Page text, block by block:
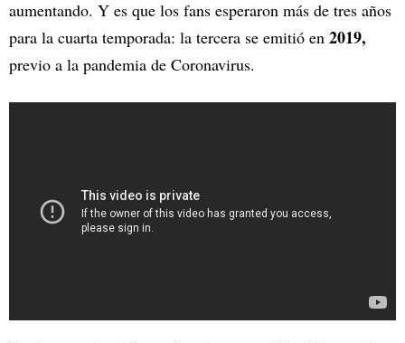
aumentando. Y es que los fans esperaron más de tres años
para la cuarta temporada: la tercera se emitió en 2019,
previo a la pandemia de Coronavirus.